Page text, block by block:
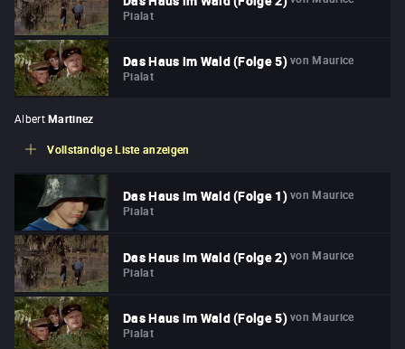
Pialat
Das Haus im Wald (Folge 5) von Maurice
Pialat
Albert Martinez
Vollständige Liste anzeigen
Das Haus im Wald (Folge 1) von Maurice
Pialat
Das Haus im Wald (Folge 2) von Maurice
Pialat
Das Haus im Wald (Folge 5) von Maurice
Pialat